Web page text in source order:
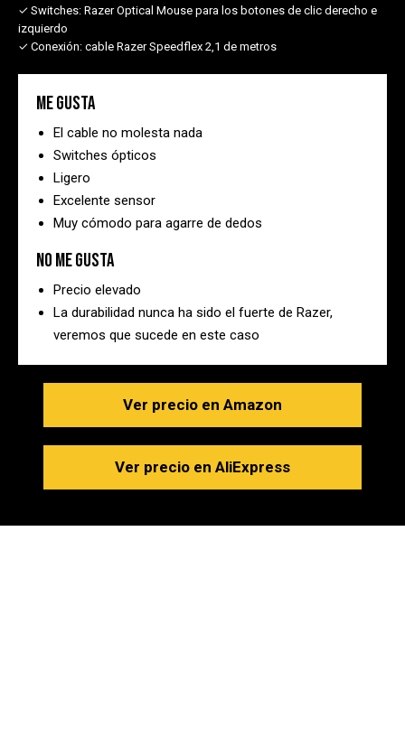
✓ Switches: Razer Optical Mouse para los botones de clic derecho e
izquierdo
✓ Conexión: cable Razer Speedflex 2,1 de metros
Me gusta
El cable no molesta nada
Switches ópticos
Ligero
Excelente sensor
Muy cómodo para agarre de dedos
No me gusta
Precio elevado
La durabilidad nunca ha sido el fuerte de Razer,
veremos que sucede en este caso
Ver precio en Amazon
Ver precio en AliExpress